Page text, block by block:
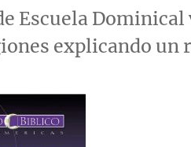
Escuela
explicando un